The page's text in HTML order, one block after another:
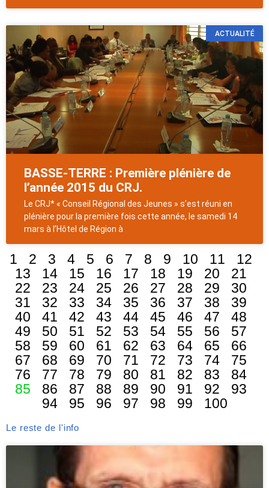
ACTUALITÉ
BASSE-TERRE : Première plénière de
l’année 2015 du CRJ.
Le CRJ* « Conseil Régional des Jeunes » s’est réuni en
plénière pour la première fois cette année, le samedi 14
mars à l’Hôtel de Région à
1 2 3 4 5 6 7 8 9 10 11
12
13
14 15 16 17 18 19 20
21
22
23 24 25 26 27 28 29
30
31
32 33 34 35 36 37 38
39
40
41 42 43 44 45 46 47
48
49
50 51 52 53 54 55 56
57
58
59 60 61 62 63 64 65
66
67
68 69 70 71 72 73 74
75
76
77 78 79 80 81 82 83
84
85
86 87 88 89 90 91 92
93
94
95 96 97 98 99 100
Le reste de l'info